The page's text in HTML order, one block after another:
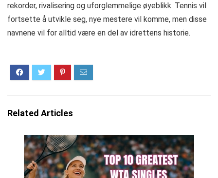
rekorder, rivalisering og uforglemmelige øyeblikk. Tennis vil
fortsette å utvikle seg, nye mestere vil komme, men disse
navnene vil for alltid være en del av idrettens historie.
Related Articles